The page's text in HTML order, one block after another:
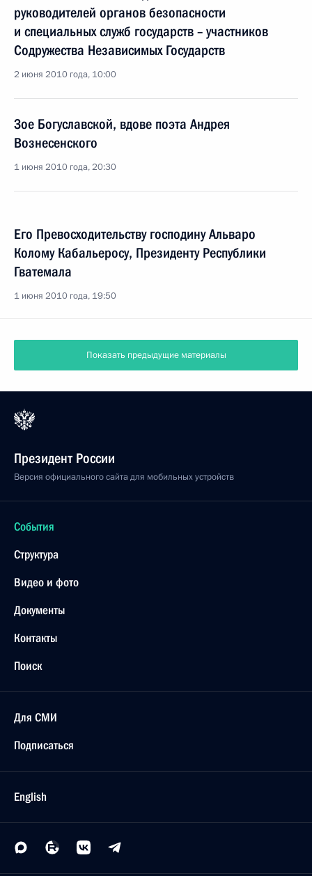
руководителей органов безопасности
и специальных служб государств – участников
Содружества Независимых Государств
2 июня 2010 года, 10:00
Зое Богуславской, вдове поэта Андрея
Вознесенского
1 июня 2010 года, 20:30
Его Превосходительству господину Альваро
Колому Кабальеросу, Президенту Республики
Гватемала
1 июня 2010 года, 19:50
Показать предыдущие материалы
Президент России
Версия официального сайта для мобильных устройств
События
Структура
Видео и фото
Документы
Контакты
Поиск
Для СМИ
Подписаться
English